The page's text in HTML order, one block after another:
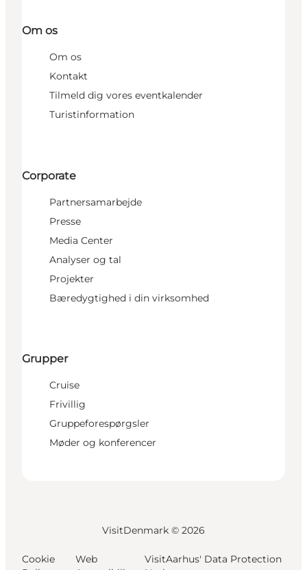
Om os
Om os
Kontakt
Tilmeld dig vores eventkalender
Turistinformation
Corporate
Partnersamarbejde
Presse
Media Center
Analyser og tal
Projekter
Bæredygtighed i din virksomhed
Grupper
Cruise
Frivillig
Gruppeforespørgsler
Møder og konferencer
VisitDenmark © 2026
Cookie
Web
VisitAarhus' Data Protection